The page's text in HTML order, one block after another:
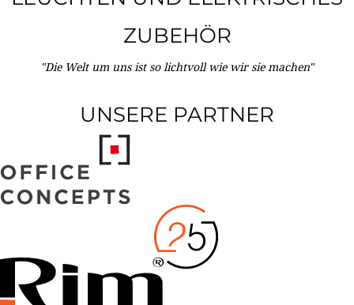
ZUBEHÖR
"Die Welt um uns ist so lichtvoll wie wir sie machen"
UNSERE PARTNER